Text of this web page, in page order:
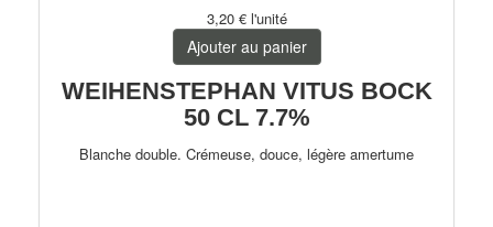
3,20 € l'unité
Ajouter au panier
WEIHENSTEPHAN VITUS BOCK
50 CL 7.7%
Blanche double. Crémeuse, douce, légère amertume